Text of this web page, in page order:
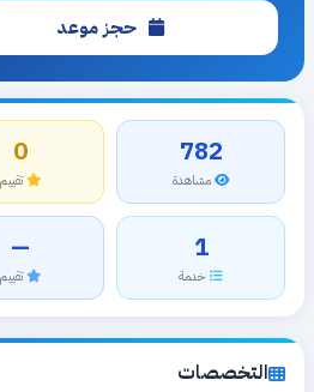
حجز موعد
782
مشاهدة
0
تقييم
1
خدمة
—
تقييم
التخصصات